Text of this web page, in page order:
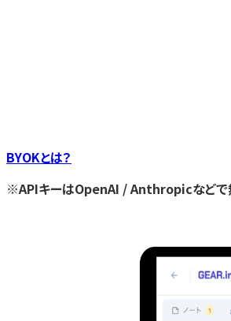
BYOKとは？
※APIキーはOpenAI / Anthropicなどで無